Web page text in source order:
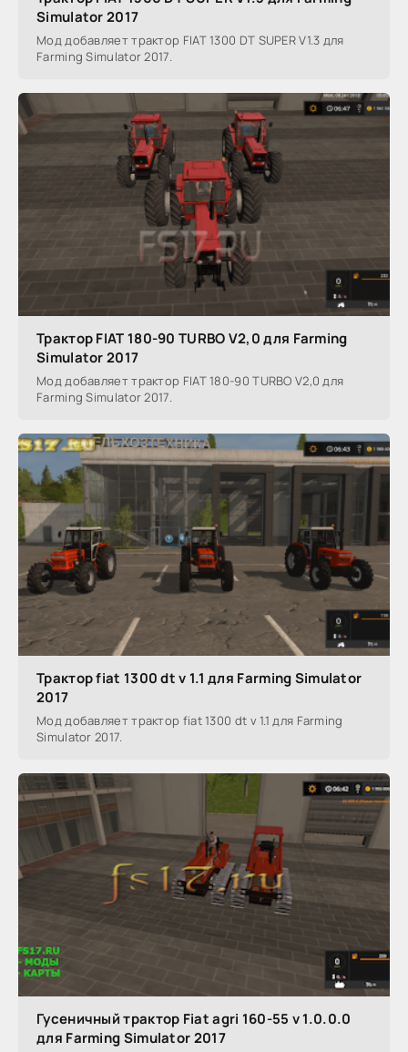
Simulator 2017
Мод добавляет трактор FIAT 1300 DT SUPER V1.3 для
Farming Simulator 2017.
Трактор FIAT 180-90 TURBO V2,0 для Farming
Simulator 2017
Мод добавляет трактор FIAT 180-90 TURBO V2,0 для
Farming Simulator 2017.
Трактор fiat 1300 dt v 1.1 для Farming Simulator
2017
Мод добавляет трактор fiat 1300 dt v 1.1 для Farming
Simulator 2017.
Гусеничный трактор Fiat agri 160-55 v 1.0.0.0
для Farming Simulator 2017